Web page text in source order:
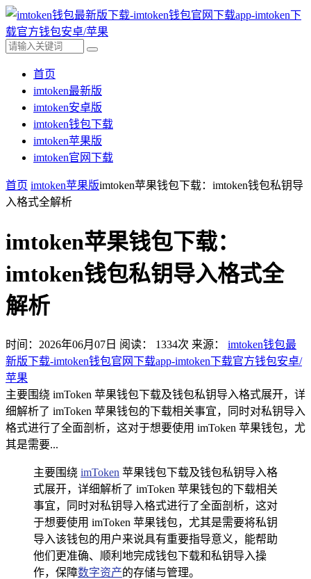
首页
imtoken最新版
imtoken安卓版
imtoken钱包下载
imtoken苹果版
imtoken官网下载
首页 imtoken苹果版imtoken苹果钱包下载：imtoken钱包私钥导
入格式全解析
imtoken苹果钱包下载：
imtoken钱包私钥导入格式全
解析
时间：2026年06月07日 阅读： 1334次 来源： imtoken钱包最
新版下载-imtoken钱包官网下载app-imtoken下载官方钱包安卓/
苹果
主要围绕 imToken 苹果钱包下载及钱包私钥导入格式展开，详
细解析了 imToken 苹果钱包的下载相关事宜，同时对私钥导入
格式进行了全面剖析，这对于想要使用 imToken 苹果钱包，尤
其是需要...
主要围绕 imToken 苹果钱包下载及钱包私钥导入格
式展开，详细解析了 imToken 苹果钱包的下载相关
事宜，同时对私钥导入格式进行了全面剖析，这对
于想要使用 imToken 苹果钱包，尤其是需要将私钥
导入该钱包的用户来说具有重要指导意义，能帮助
他们更准确、顺利地完成钱包下载和私钥导入操
作，保障数字资产的存储与管理。